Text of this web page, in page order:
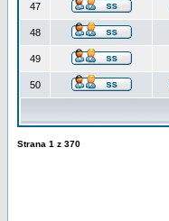
47
48
49
50
Strana 1 z 370